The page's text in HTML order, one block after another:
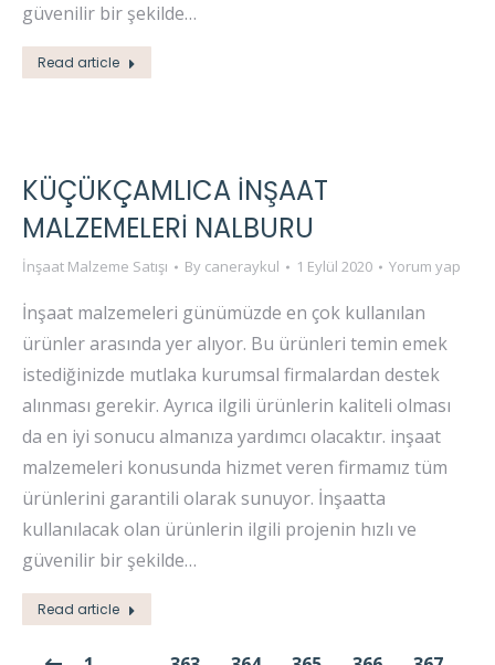
güvenilir bir şekilde…
Read article
KÜÇÜKÇAMLICA İNŞAAT
MALZEMELERI NALBURU
İnşaat Malzeme Satışı By caneraykul 1 Eylül 2020 Yorum yap
İnşaat malzemeleri günümüzde en çok kullanılan
ürünler arasında yer alıyor. Bu ürünleri temin emek
istediğinizde mutlaka kurumsal firmalardan destek
alınması gerekir. Ayrıca ilgili ürünlerin kaliteli olması
da en iyi sonucu almanıza yardımcı olacaktır. inşaat
malzemeleri konusunda hizmet veren firmamız tüm
ürünlerini garantili olarak sunuyor. İnşaatta
kullanılacak olan ürünlerin ilgili projenin hızlı ve
güvenilir bir şekilde…
Read article